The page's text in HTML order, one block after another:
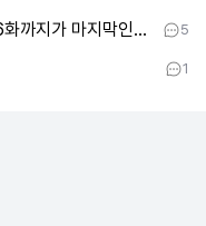
요새 파친코 시즌2 보는데 16화까지가 마지막인데 후반부까지 봤어요 5
1